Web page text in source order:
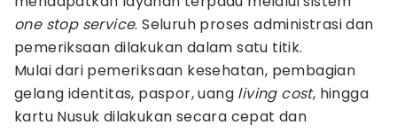
one stop service. Seluruh proses administrasi dan
pemeriksaan dilakukan dalam satu titik.
Mulai dari pemeriksaan kesehatan, pembagian
gelang identitas, paspor, uang living cost, hingga
kartu Nusuk dilakukan secara cepat dan